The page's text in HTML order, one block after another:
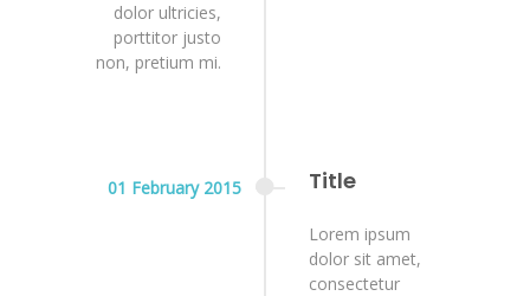
dolor ultricies,
porttitor justo
non, pretium mi.
01 February 2015 Title
Lorem ipsum
dolor sit amet,
consectetur